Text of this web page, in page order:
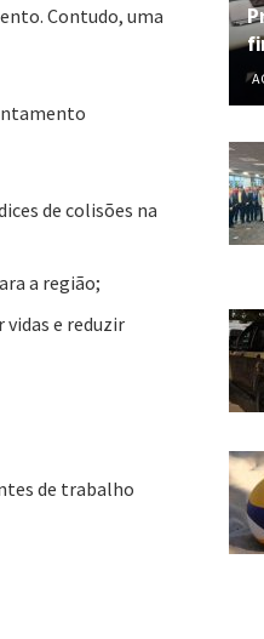
Contudo, uma
de colisões na
a região;
e reduzir
de trabalho